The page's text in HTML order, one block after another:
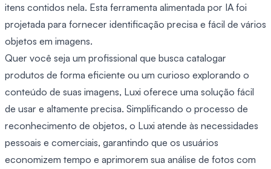
itens contidos nela. Esta ferramenta alimentada por IA foi
projetada para fornecer identificação precisa e fácil de vários
objetos em imagens.
Quer você seja um profissional que busca catalogar
produtos de forma eficiente ou um curioso explorando o
conteúdo de suas imagens, Luxi oferece uma solução fácil
de usar e altamente precisa. Simplificando o processo de
reconhecimento de objetos, o Luxi atende às necessidades
pessoais e comerciais, garantindo que os usuários
economizem tempo e aprimorem sua análise de fotos com